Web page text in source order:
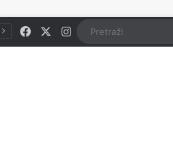
FacebookInstagram